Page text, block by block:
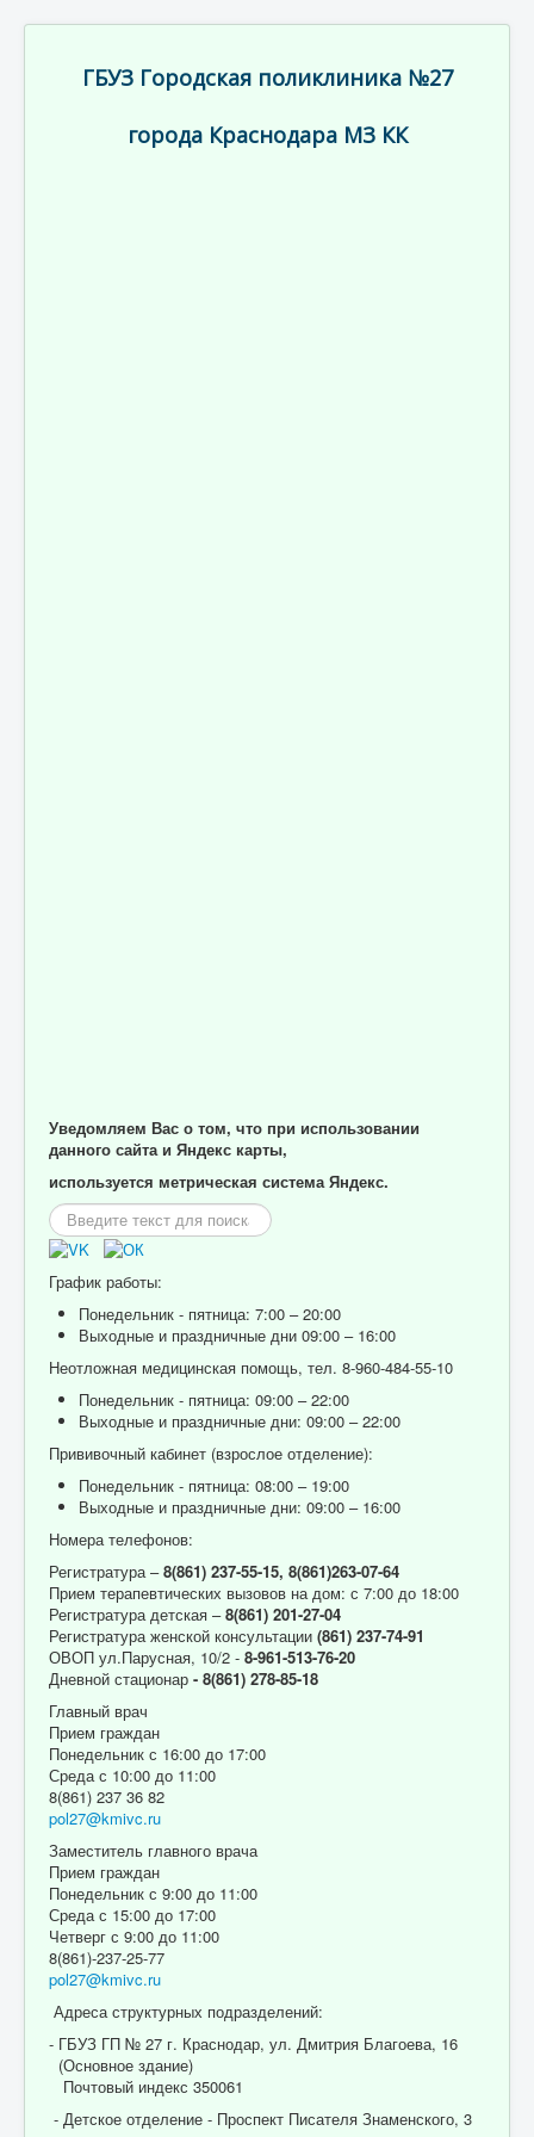
ГБУЗ Городская поликлиника №27
города Краснодара МЗ КК
Уведомляем Вас о том, что при использовании
данного сайта и Яндекс карты,
используется метрическая система Яндекс.
Искать...
График работы:
Понедельник - пятница: 7:00 – 20:00
Выходные и праздничные дни 09:00 – 16:00
Неотложная медицинская помощь, тел. 8-960-484-55-10
Понедельник - пятница: 09:00 – 22:00
Выходные и праздничные дни: 09:00 – 22:00
Прививочный кабинет (взрослое отделение):
Понедельник - пятница: 08:00 – 19:00
Выходные и праздничные дни: 09:00 – 16:00
Номера телефонов:
Регистратура –8(861) 237-55-15, 8(861)263-07-64
Прием терапевтических вызовов на дом: с 7:00 до 18:00
Регистратура детская –8(861) 201-27-04
Регистратура женской консультации (861) 237-74-91
ОВОП ул.Парусная, 10/2 - 8-961-513-76-20
Дневной стационар - 8(861) 278-85-18
Главный врач
Прием граждан
Понедельник с 16:00 до 17:00
Среда с 10:00 до 11:00
8(861) 237 36 82
pol27@kmivc.ru
Заместитель главного врача
Прием граждан
Понедельник с 9:00 до 11:00
Среда с 15:00 до 17:00
Четверг с 9:00 до 11:00
8(861)-237-25-77
pol27@kmivc.ru
Адреса структурных подразделений:
- ГБУЗ ГП № 27 г. Краснодар, ул. Дмитрия Благоева, 16
(Основное здание)
Почтовый индекс 350061
- Детское отделение - Проспект Писателя Знаменского, 3